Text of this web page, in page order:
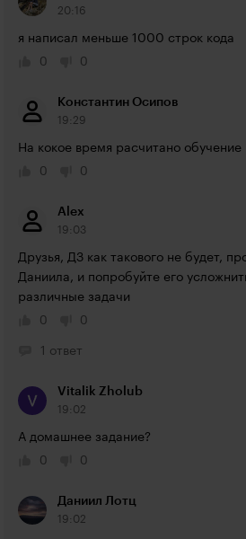
20:16
я написал меньше 1000 строк кода
0
0
Константин Осипов
19:29
На кокое время расчитано обучение
0
0
Alex
19:03
Друзья, ДЗ как такового не будет,
Даниила, и попробуйте его
различные задачи
0
0
1 ответ
Vitalik Zholub
19:02
А домашнее задание?
0
0
Даниил Лотц
19:02